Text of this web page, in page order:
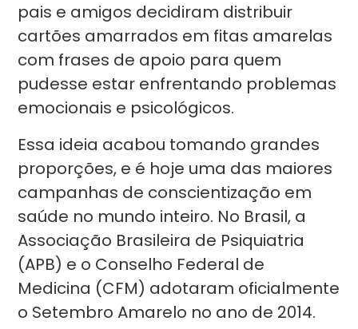
pais e amigos decidiram distribuir
cartões amarrados em fitas amarelas
com frases de apoio para quem
pudesse estar enfrentando problemas
emocionais e psicológicos.
Essa ideia acabou tomando grandes
proporções, e é hoje uma das maiores
campanhas de conscientização em
saúde no mundo inteiro. No Brasil, a
Associação Brasileira de Psiquiatria
(APB) e o Conselho Federal de
Medicina (CFM) adotaram oficialmente
o Setembro Amarelo no ano de 2014.